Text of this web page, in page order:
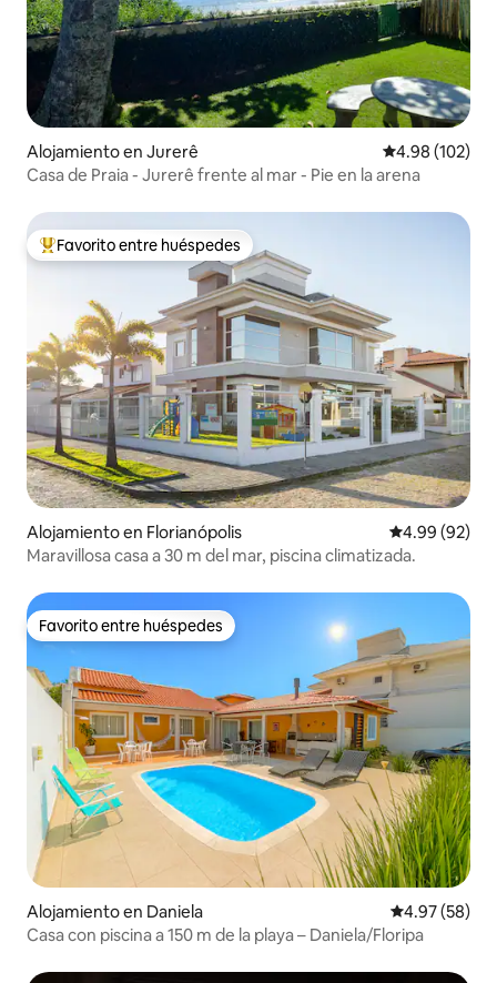
Alojamiento en Jurerê Calificación
4.98 (102)
Casa de Praia - Jurerê frente al mar - Pie en la arena
Favorito entre huéspedes preferido
Favorito entre huéspedes
Alojamiento en Florianópolis Calificación
4.99 (92)
Maravillosa casa a 30 m del mar, piscina climatizada.
Favorito entre huéspedes
Favorito entre huéspedes
Alojamiento en Daniela Calificación
4.97 (58)
Casa con piscina a 150 m de la playa – Daniela/Floripa